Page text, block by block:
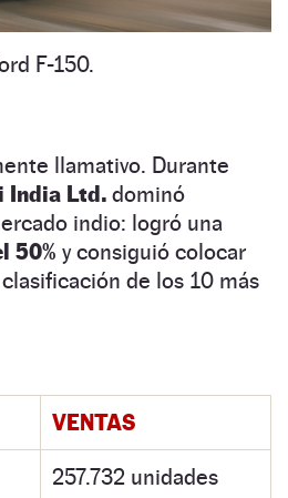
F-150.
llamativo. Durante
India Ltd. dominó
indio: logró una
50% y consiguió colocar
de los 10 más
VENTAS
257.732 unidades